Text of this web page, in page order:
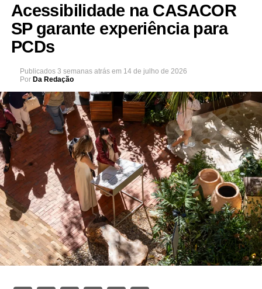
Acessibilidade na CASACOR
SP garante experiência para
PCDs
Publicados 3 semanas atrás em 14 de julho de 2026
Por Da Redação